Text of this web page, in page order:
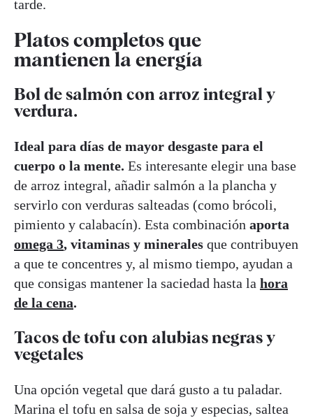
tarde.
Platos completos que
mantienen la energía
Bol de salmón con arroz integral y
verdura.
Ideal para días de mayor desgaste para el
cuerpo o la mente. Es interesante elegir una base
de arroz integral, añadir salmón a la plancha y
servirlo con verduras salteadas (como brócoli,
pimiento y calabacín). Esta combinación aporta
omega 3, vitaminas y minerales que contribuyen
a que te concentres y, al mismo tiempo, ayudan a
que consigas mantener la saciedad hasta la hora
de la cena.
Tacos de tofu con alubias negras y
vegetales
Una opción vegetal que dará gusto a tu paladar.
Marina el tofu en salsa de soja y especias, saltea